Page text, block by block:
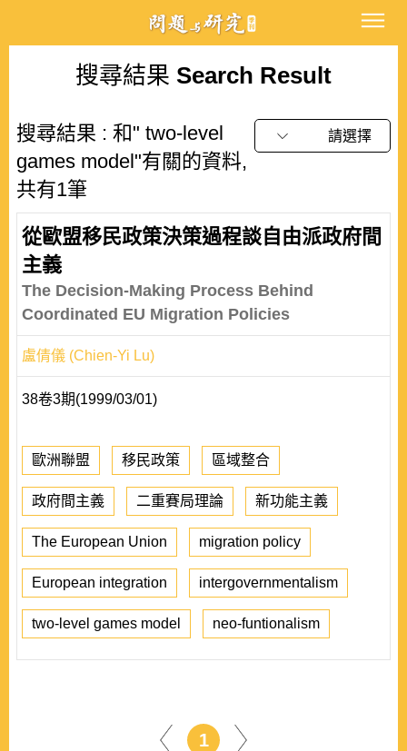
搜尋結果 Search Result
搜尋結果 : 和" two-level
games model"有關的資料,
共有1筆
請選擇
從歐盟移民政策決策過程談自由派政府間
主義
The Decision-Making Process Behind
Coordinated EU Migration Policies
盧倩儀 (Chien-Yi Lu)
38卷3期(1999/03/01)
歐洲聯盟 移民政策 區域整合
政府間主義 二重賽局理論 新功能主義
The European Union migration policy
European integration intergovernmentalism
two-level games model neo-funtionalism
1